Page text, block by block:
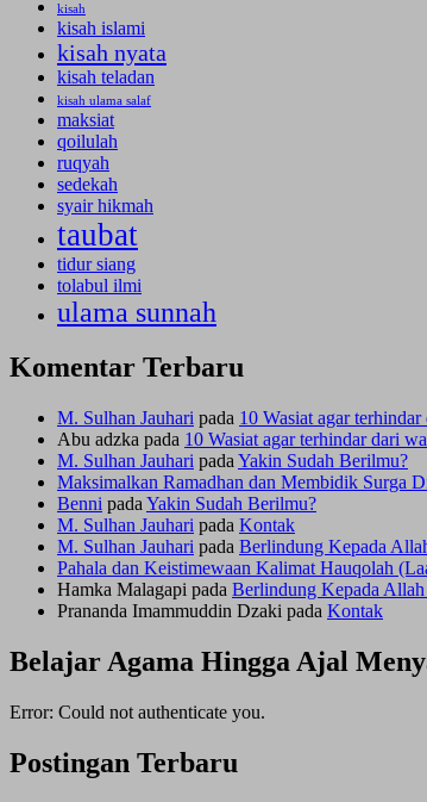
kisah
kisah islami
kisah nyata
kisah teladan
kisah ulama salaf
maksiat
qoilulah
ruqyah
sedekah
syair hikmah
taubat
tidur siang
tolabul ilmi
ulama sunnah
Komentar Terbaru
M. Sulhan Jauhari pada 10 Wasiat agar
Abu adzka pada 10 Wasiat agar terhindar dari
M. Sulhan Jauhari pada Yakin Sudah Berilmu?
Maksimalkan Ramadhan dan Membidik Surga
Benni pada Yakin Sudah Berilmu?
M. Sulhan Jauhari pada Kontak
M. Sulhan Jauhari pada Berlindung Kepada
Pahala dan Keistimewaan Kalimat Hauqolah
Hamka Malagapi pada Berlindung Kepada
Prananda Imammuddin Dzaki pada Kontak
Belajar Agama Hingga Ajal
Error: Could not authenticate you.
Postingan Terbaru